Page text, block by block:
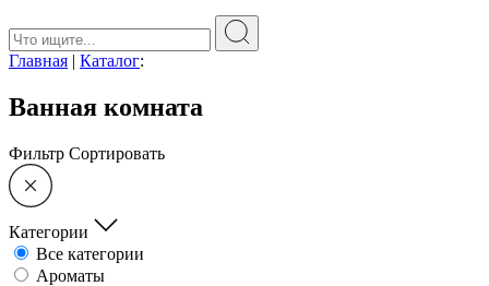
Главная | Каталог:
Ванная комната
Фильтр Сортировать
Категории
Все категории
Ароматы